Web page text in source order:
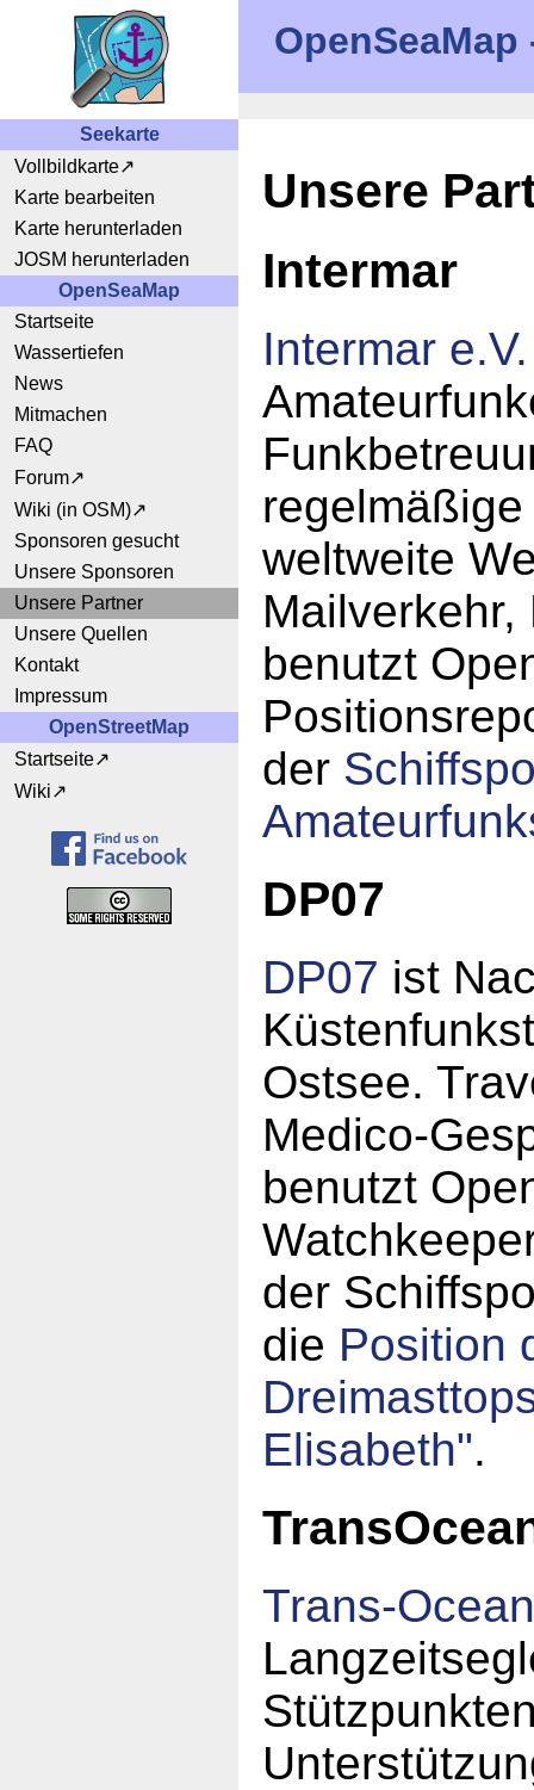
Seekarte
Vollbildkarte
Karte bearbeiten
Karte herunterladen
JOSM herunterladen
OpenSeaMap
Startseite
Wassertiefen
News
Mitmachen
FAQ
Forum
Wiki (in OSM)
Sponsoren gesucht
Unsere Sponsoren
Unsere Partner
Unsere Quellen
Kontakt
Impressum
OpenStreetMap
Startseite
Wiki
Unsere
Intermar
Intermar e.V.
weltweite
benutzt
der
DP07
DP07 ist
Ostsee.
Medico-
benutzt
der
die Position
Elisabeth".
Trans-Ocean